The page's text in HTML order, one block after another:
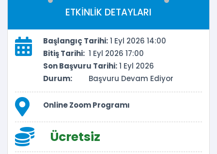
ETKİNLİK DETAYLARI
Başlangıç Tarihi:1 Eyl 2026 14:00
Bitiş Tarihi: 1 Eyl 2026 17:00
Son Başvuru Tarihi:1 Eyl 2026
Durum:
Başvuru Devam Ediyor
Online Zoom Programı
Ücretsiz